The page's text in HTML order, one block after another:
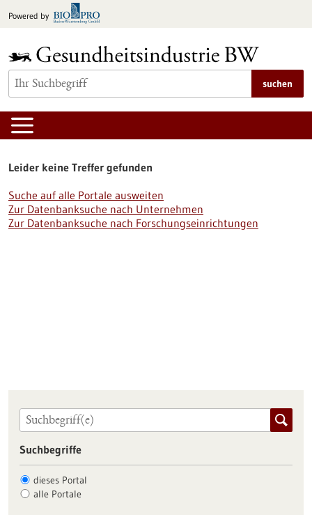
Inhalt
Powered by
suchen
Leider keine Treffer gefunden
Suche auf alle Portale ausweiten
Zur Datenbanksuche nach Unternehmen
Zur Datenbanksuche nach Forschungseinrichtungen
Suchbegriffe
dieses Portal
alle Portale